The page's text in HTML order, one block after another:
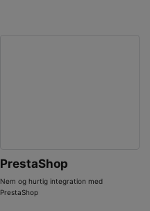
PrestaShop
Nem og hurtig integration med
PrestaShop